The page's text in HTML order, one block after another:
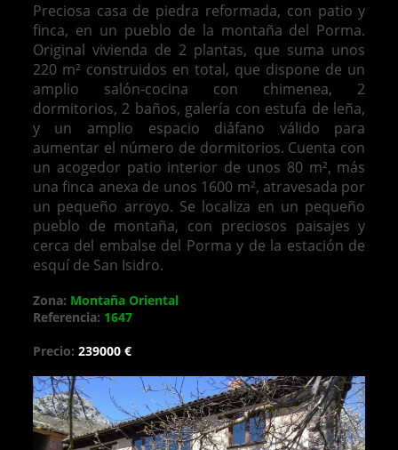
Preciosa casa de piedra reformada, con patio y
finca, en un pueblo de la montaña del Porma.
Original vivienda de 2 plantas, que suma unos
220 m² construidos en total, que dispone de un
amplio salón-cocina con chimenea, 2
dormitorios, 2 baños, galería con estufa de leña,
y un amplio espacio diáfano válido para
aumentar el número de dormitorios. Cuenta con
un acogedor patio interior de unos 80 m², más
una finca anexa de unos 1600 m², atravesada por
un pequeño arroyo. Se localiza en un pequeño
pueblo de montaña, con preciosos paisajes y
cerca del embalse del Porma y de la estación de
esquí de San Isidro.
Zona: Montaña Oriental
Referencia: 1647
Precio: 239000 €